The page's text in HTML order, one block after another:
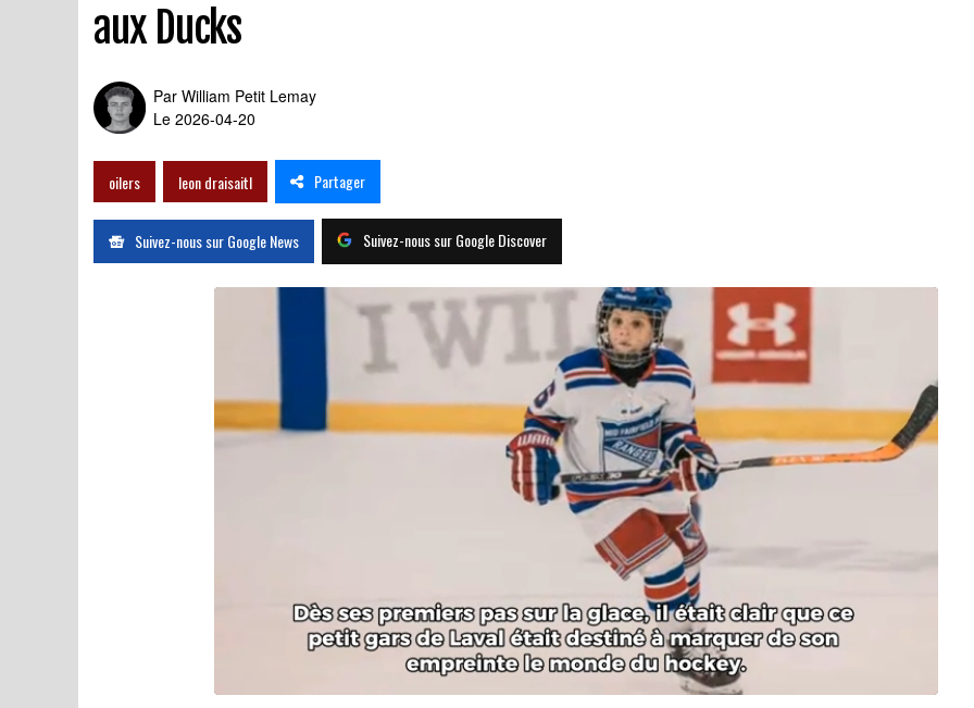
aux Ducks
Par William Petit Lemay
Le 2026-04-20
oilers leon draisaitl Partager
Suivez-nous sur Google News Suivez-nous sur Google Discover